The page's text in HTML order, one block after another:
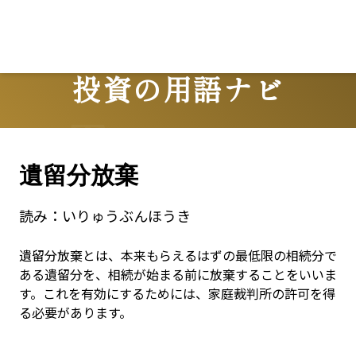
投資の用語ナビ
Terms
遺留分放棄
読み： いりゅうぶんほうき
遺留分放棄とは、本来もらえるはずの最低限の相続分で
ある遺留分を、相続が始まる前に放棄することをいいま
す。これを有効にするためには、家庭裁判所の許可を得
る必要があります。